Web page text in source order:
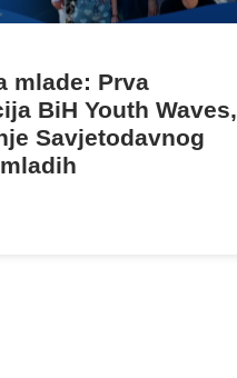
mlade: Prva
BiH Youth Waves,
Savjetodavnog